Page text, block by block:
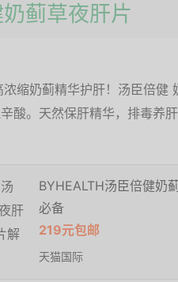
蓟草夜肝片
缩奶蓟精华护肝！汤臣倍健
酸。天然保肝精华，排毒养
BYHEALTH汤臣倍健奶
必备
219元包邮
天猫国际